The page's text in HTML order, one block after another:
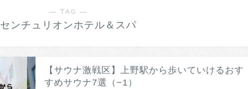
― TAG ―
センチュリオンホテル＆スパ
【サウナ激戦区】上野駅から歩いていけるおす
すめサウナ7選（−1）